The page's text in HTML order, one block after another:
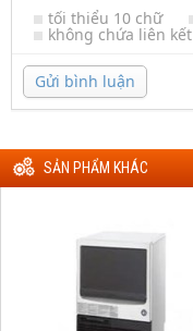
tối thiểu 10 chữ
không chứa liên kết
Gửi bình luận
SẢN PHẨM KHÁC